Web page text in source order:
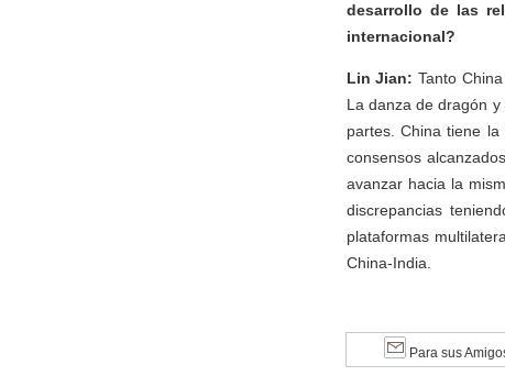
desarrollo de las
internacional?
Lin Jian:Tanto
La danza de dragón
partes. China tiene
consensos
avanzar hacia la
discrepancias
plataformas
China-India.
Para sus